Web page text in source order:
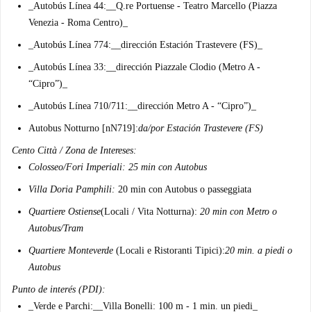
Autobús Línea 44: __Q.re Portuense - Teatro Marcello (Piazza
Venezia - Roma Centro)_
Autobús Línea 774: __dirección Estación Trastevere (FS)_
Autobús Línea 33: __dirección Piazzale Clodio (Metro A -
“Cipro”)_
Autobús Línea 710/711: __dirección Metro A - “Cipro”)_
Autobus Notturno [nN719]:da/por Estación Trastevere (FS)
Cento Città / Zona de Intereses:
Colosseo/Fori Imperiali: 25 min con Autobus
Villa Doria Pamphili: 20 min con Autobus o passeggiata
Quartiere Ostiense(Locali / Vita Notturna): 20 min con Metro o
Autobus/Tram
Quartiere Monteverde (Locali e Ristoranti Tipici):20 min. a piedi o
Autobus
Punto de interés (PDI):
Verde e Parchi: __Villa Bonelli: 100 m - 1 min. un piedi_